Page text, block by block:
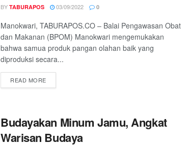
BY TABURAPOS 03/09/2022 0
Manokwari, TABURAPOS.CO – Balai Pengawasan Obat
dan Makanan (BPOM) Manokwari mengemukakan
bahwa samua produk pangan olahan baik yang
diproduksi secara...
READ MORE
Budayakan Minum Jamu, Angkat
Warisan Budaya